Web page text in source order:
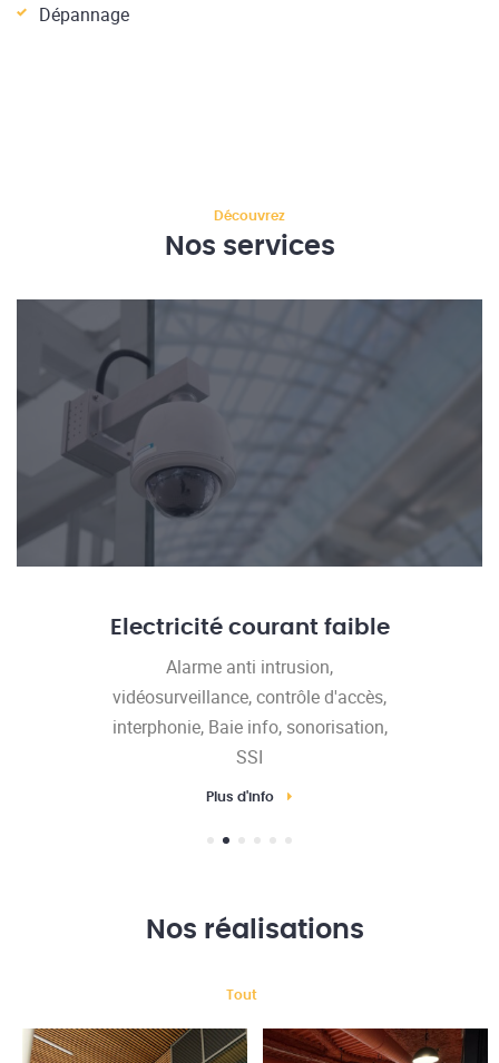
Dépannage
Découvrez
Nos services
Electricité courant faible
Alarme anti intrusion,
vidéosurveillance, contrôle d'accès,
interphonie, Baie info, sonorisation,
SSI
Plus d'info
Nos réalisations
Tout